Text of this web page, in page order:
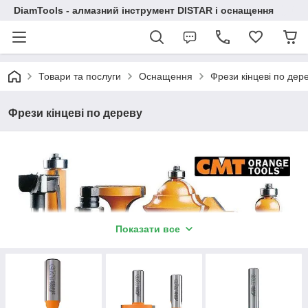
DiamTools - алмазний інструмент DISTAR і оснащення
Товари та послуги Оснащення Фрези кінцеві по
Фрези кінцеві по дереву
Показати все